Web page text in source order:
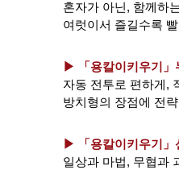
혼자가 아닌, 함께하
여럿이서 즐길수록
▶ 「용칼이키우기」
자동 전투로 편하게,
방치형의 장점에 전
▶ 「용칼이키우기」
일상과 마법, 무협과